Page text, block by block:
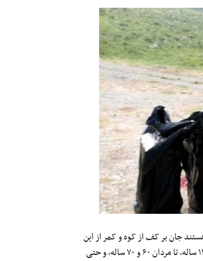
جان بر کف از کوه و کمر از این
سوی مرز به آن سو بروند و باز گردند، ده تا و صد تا نیستند. هزاران نفر هستند. از کودک ۱۳ و ۱۴ ساله، تا مردان ۶۰ و ۷۰ ساله، و حتی